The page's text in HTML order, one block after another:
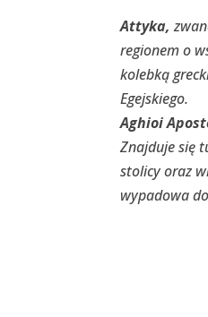
Attyka,
regionem o
kolebką
Egejskiego.
Aghioi
Znajduje się
stolicy oraz
wypadowa